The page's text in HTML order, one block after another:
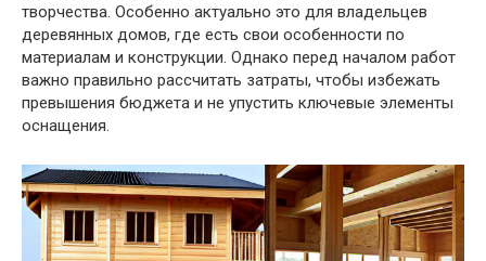
творчества. Особенно актуально это для владельцев
деревянных домов, где есть свои особенности по
материалам и конструкции. Однако перед началом работ
важно правильно рассчитать затраты, чтобы избежать
превышения бюджета и не упустить ключевые элементы
оснащения.